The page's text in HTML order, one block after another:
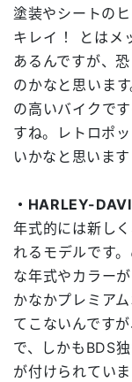
塗装やシートの
キレイ！ とはメ
あるんですが、
のかなと思いま
の高いバイクで
すね。レトロポ
いかなと思います
・HARLEY-
年式的には新し
れるモデルです
な年式やカラー
かなかプレミア
てこないんです
で、しかもBDS
が付けられてい